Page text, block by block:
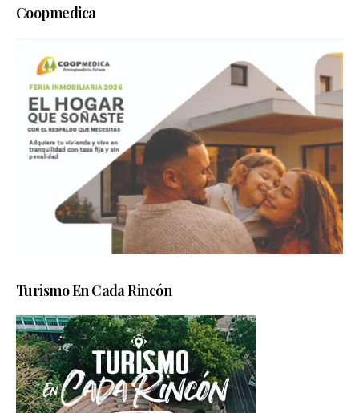
Coopmedica
Turismo En Cada Rincón